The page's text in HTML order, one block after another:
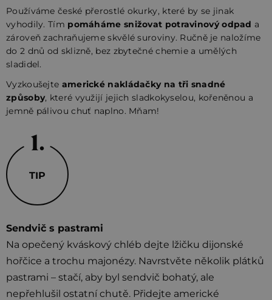
Používáme české přerostlé okurky, které by se jinak
vyhodily. Tím pomáháme snižovat potravinový odpad a
zároveň zachraňujeme skvělé suroviny. Ručně je naložíme
do 2 dnů od sklizně, bez zbytečné chemie a umělých
sladidel.
Vyzkoušejte americké nakládačky na tři snadné
způsoby, které využijí jejich sladkokyselou, kořeněnou a
jemně pálivou chuť naplno. Mňam!
TIP
Sendvič s pastrami
Na opečený kváskový chléb dejte lžičku dijonské
hořčice a trochu majonézy. Navrstvěte několik plátků
pastrami – stačí, aby byl sendvič bohatý, ale
nepřehlušil ostatní chutě. Přidejte americké